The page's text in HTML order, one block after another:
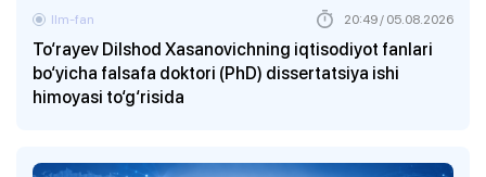
To‘rayev Dilshod Xasanovichning iqtisodiyot fanlari
bo‘yicha falsafa doktori (PhD) dissertatsiya ishi
himoyasi to‘g‘risida
Ilm-fan 20:49 / 05.08.2026